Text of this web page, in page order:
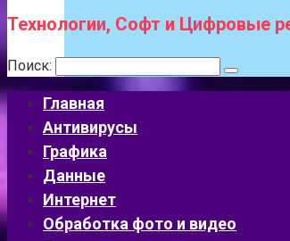
Технологии, Софт и Цифровые
Поиск:
Главная
Антивирусы
Графика
Данные
Интернет
Обработка фото и видео